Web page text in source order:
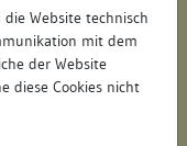
Website technisch
mit dem
der Website
diese Cookies nicht
herunterladen: